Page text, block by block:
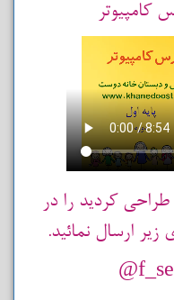
کامپیوتر
طراحی کردید را در
زیر ارسال نمائید.